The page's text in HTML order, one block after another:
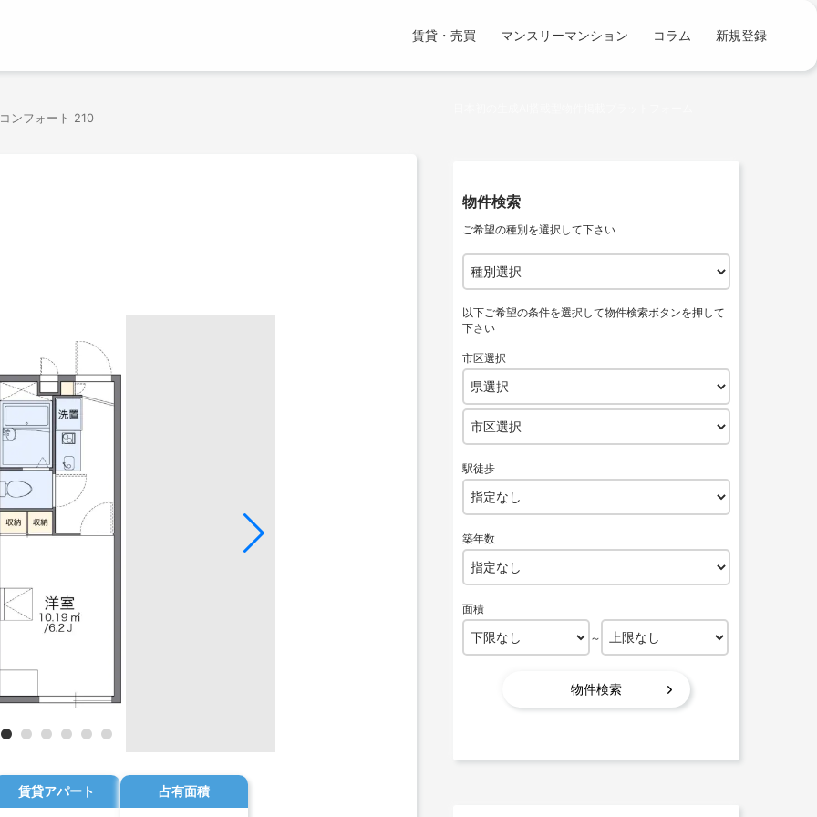
賃貸・売買 マンスリーマンション コラム 新規登録
ンフォート 210
賃貸アパート 占有面積
物件検索
ご希望の種別を選択して下さい
以下ご希望の条件を選択して物件検索ボタンを押して
下さい
市区選択
駅徒歩
築年数
面積
～